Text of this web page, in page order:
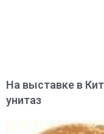
На выставке в
унитаз